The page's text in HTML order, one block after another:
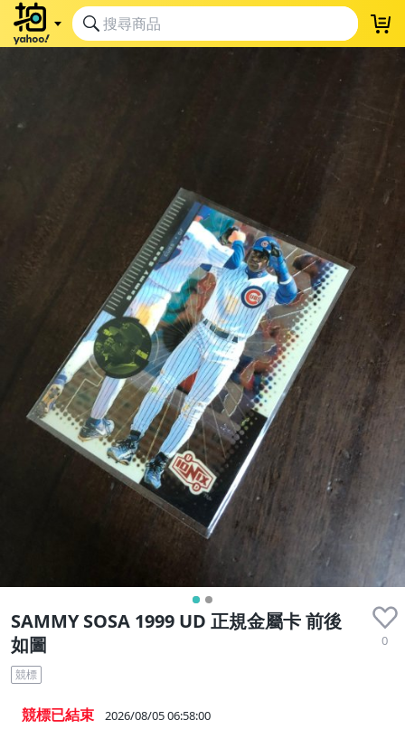
SAMMY SOSA 1999 UD 正規金屬卡 前後
如圖
0
競標
競標已結束 2026/08/05 06:58:00